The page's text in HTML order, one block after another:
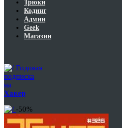
Трюки
Кодинг
Админ
Geek
Магазин
Годовая
подписка
на
Хакер
-50%